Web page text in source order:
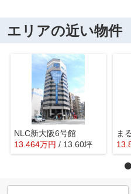
エリアの近い物件
NLC新大阪6号館
13.464万円 / 13.60坪
ま